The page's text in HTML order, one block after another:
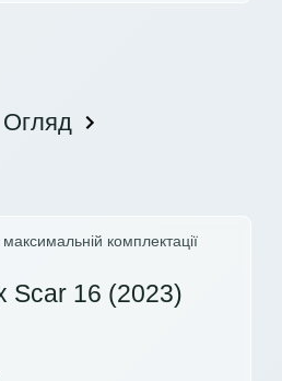
Огляд
комплектації
Scar 16 (2023)